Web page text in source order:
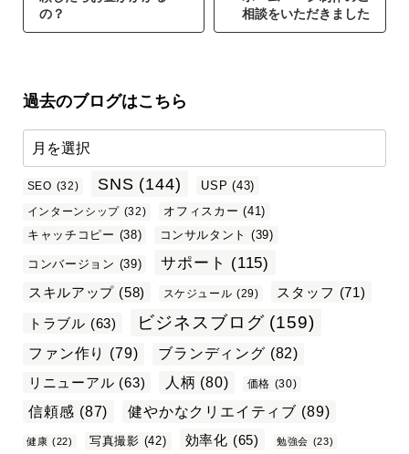
の？
相談をいただきました
過去のブログはこちら
SEO (32) SNS (144) USP (43)
インターンシップ (32) オフィスカー (41)
キャッチコピー (38) コンサルタント (39)
コンバージョン (39) サポート (115)
スキルアップ (58) スケジュール (29) スタッフ (71)
トラブル (63) ビジネスブログ (159)
ファン作り (79) ブランディング (82)
リニューアル (63) 人柄 (80) 価格 (30)
信頼感 (87) 健やかなクリエイティブ (89)
健康 (22) 写真撮影 (42) 効率化 (65) 勉強会 (23)